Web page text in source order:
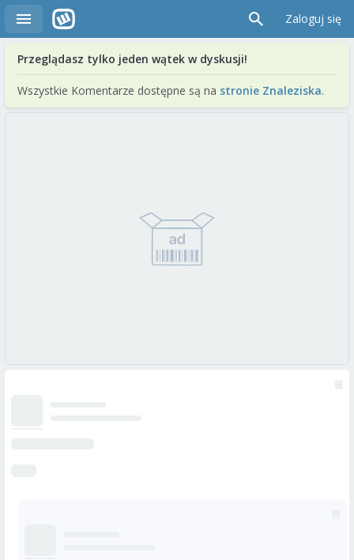
Zaloguj się
Przeglądasz tylko jeden wątek w dyskusji!
Wszystkie Komentarze dostępne są na stronie Znaleziska.